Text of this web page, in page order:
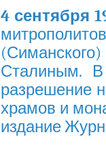
4 сентября
Сталиным. В
разрешение
храмов и
издание